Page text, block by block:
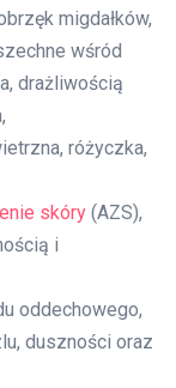
migdałków,
wśród
drażliwością
różyczka,
skóry (AZS),
i
oddechowego,
duszności oraz